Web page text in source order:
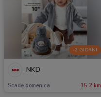
-2 GIORNI
NKD
Scade domenica 15.2 km